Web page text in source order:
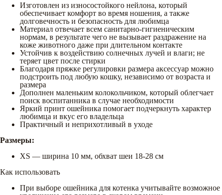
Изготовлен из износостойкого нейлона, который
обеспечивает комфорт во время ношения, а также
долговечность и безопасность для любимца
Материал отвечает всем санитарно-гигиеническим
нормам, в результате чего не вызывает раздражение на
коже животного даже при длительном контакте
Устойчив к воздействию солнечных лучей и влаги; не
теряет цвет после стирки
Благодаря пряжке регулировки размера аксессуар можно
подстроить под любую кошку, независимо от возраста и
размера
Дополнен маленьким колокольчиком, который облегчает
поиск воспитанника в случае необходимости
Яркий принт ошейника помогает подчеркнуть характер
любимца и вкус его владельца
Практичный и неприхотливый в уходе
Размеры:
XS — ширина 10 мм, обхват шеи 18-28 см
Как использовать
При выборе ошейника для котенка учитывайте возможное